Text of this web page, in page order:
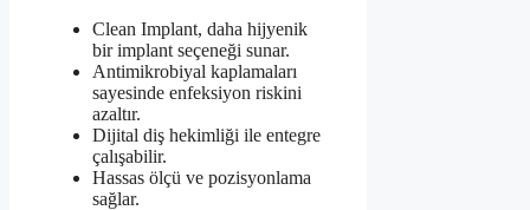
Clean Implant, daha hijyenik
bir implant seçeneği sunar.
Antimikrobiyal kaplamaları
sayesinde enfeksiyon riskini
azaltır.
Dijital diş hekimliği ile entegre
çalışabilir.
Hassas ölçü ve pozisyonlama
sağlar.